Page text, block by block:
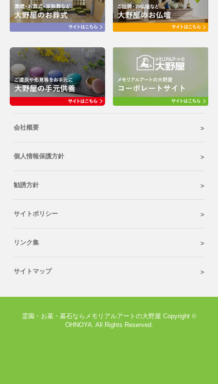
会社概要
個人情報保護方針
勧誘方針
サイトポリシー
リンク集
サイトマップ
霊園・お墓・墓石ならメモリアルアートの大野屋 Copyright ©
OHNOYA. All Rights Reserved.